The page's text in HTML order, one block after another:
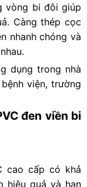
vòng bi đôi giúp
Càng thép cọc
nhanh chóng và
dụng trong nhà
viện, trường
đen viền bi
cao cấp có khả
hiệu quả và hạn